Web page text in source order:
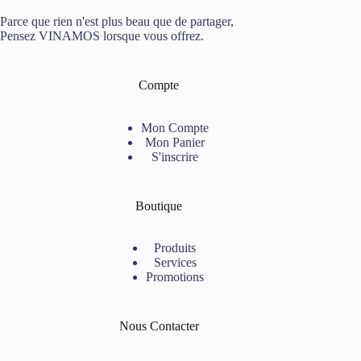
Parce que rien n'est plus beau que de partager,
Pensez VINAMOS lorsque vous offrez.
Compte
Mon Compte
Mon Panier
S'inscrire
Boutique
Produits
Services
Promotions
Nous Contacter